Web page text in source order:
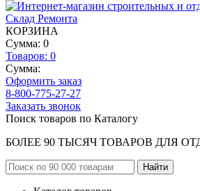
КОРЗИНА
Сумма: 0
Товаров: 0
Сумма:
Оформить заказ
8-800-775-27-27
Заказать звонок
Поиск товаров по Каталогу
БОЛЕЕ 90 ТЫСЯЧ ТОВАРОВ ДЛЯ